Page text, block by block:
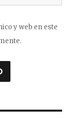
y web en este